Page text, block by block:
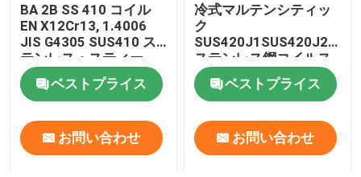
BA 2B SS 410 コイル
EN X12Cr13, 1.4006
JIS G4305 SUS410 ス
テンレス・スティー
ル・コイル・ストリッ
プ 0.3-3mm
ベストプライス
お問い合わせ
冷式マルテンシティッ
ク
SUS420J1SUS420J2
ステンレス鋼コイルス
トライプ 0.3-3mm
ベストプライス
お問い合わせ